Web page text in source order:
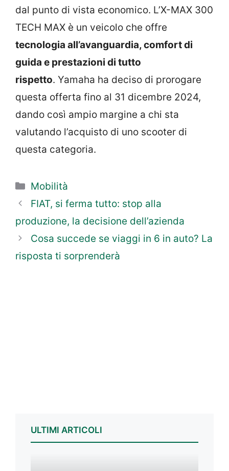
dal punto di vista economico. L’X-MAX 300
TECH MAX è un veicolo che offre
tecnologia all’avanguardia, comfort di
guida e prestazioni di tutto
rispetto. Yamaha ha deciso di prorogare
questa offerta fino al 31 dicembre 2024,
dando così ampio margine a chi sta
valutando l’acquisto di uno scooter di
questa categoria.
Categorie
Mobilità
FIAT, si ferma tutto: stop alla
produzione, la decisione dell’azienda
Cosa succede se viaggi in 6 in auto? La
risposta ti sorprenderà
ULTIMI ARTICOLI